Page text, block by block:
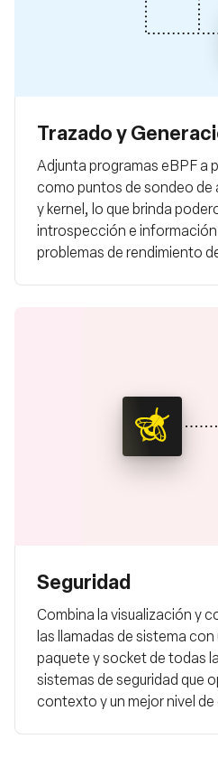
Trazado y
Adjunta programas eBPF a
como puntos de sondeo de
y kernel, lo que brinda
introspección e
problemas de rendimiento
Seguridad
Combina la visualización y
las llamadas de sistema con
paquete y socket de todas
sistemas de seguridad que
contexto y un mejor nivel